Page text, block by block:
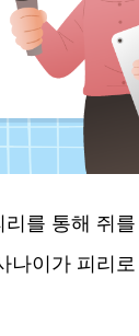
리를 통해 쥐
나이가 피리